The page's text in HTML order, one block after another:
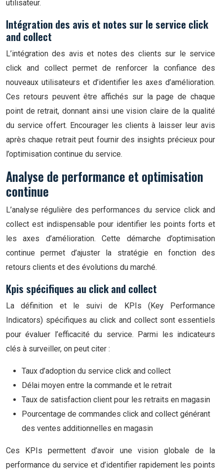
utilisateur.
Intégration des avis et notes sur le service click
and collect
L’intégration des avis et notes des clients sur le service
click and collect permet de renforcer la confiance des
nouveaux utilisateurs et d’identifier les axes d’amélioration.
Ces retours peuvent être affichés sur la page de chaque
point de retrait, donnant ainsi une vision claire de la qualité
du service offert. Encourager les clients à laisser leur avis
après chaque retrait peut fournir des insights précieux pour
l’optimisation continue du service.
Analyse de performance et optimisation
continue
L’analyse régulière des performances du service click and
collect est indispensable pour identifier les points forts et
les axes d’amélioration. Cette démarche d’optimisation
continue permet d’ajuster la stratégie en fonction des
retours clients et des évolutions du marché.
Kpis spécifiques au click and collect
La définition et le suivi de KPIs (Key Performance
Indicators) spécifiques au click and collect sont essentiels
pour évaluer l’efficacité du service. Parmi les indicateurs
clés à surveiller, on peut citer :
Taux d’adoption du service click and collect
Délai moyen entre la commande et le retrait
Taux de satisfaction client pour les retraits en magasin
Pourcentage de commandes click and collect générant
des ventes additionnelles en magasin
Ces KPIs permettent d’avoir une vision globale de la
performance du service et d’identifier rapidement les points